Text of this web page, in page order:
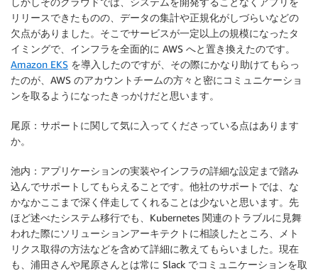
リリースできたものの、データの集計や正規化がしづらいなどの
欠点がありました。そこでサービスが一定以上の規模になったタ
イミングで、インフラを全面的に AWS へと置き換えたのです。
Amazon EKS を導入したのですが、その際にかなり助けてもらっ
たのが、AWS のアカウントチームの方々と密にコミュニケーショ
ンを取るようになったきっかけだと思います。
尾原：サポートに関して気に入ってくださっている点はあります
か。
池内：アプリケーションの実装やインフラの詳細な設定まで踏み
込んでサポートしてもらえることです。他社のサポートでは、な
かなかここまで深く伴走してくれることは少ないと思います。先
ほど述べたシステム移行でも、Kubernetes 関連のトラブルに見舞
われた際にソリューションアーキテクトに相談したところ、メト
リクス取得の方法などを含めて詳細に教えてもらいました。現在
も、浦田さんや尾原さんとは常に Slack でコミュニケーションを取